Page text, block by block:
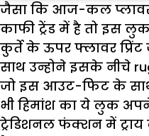
जैसा कि आज-कल
काफी ट्रेंड में है तो इस
कुर्ते के ऊपर फ्लावर
साथ उन्होने इसके नीचे
जो इस आउट-फिट के
भी हिमांश का ये लुक
ट्रेडिशनल फंक्शन में